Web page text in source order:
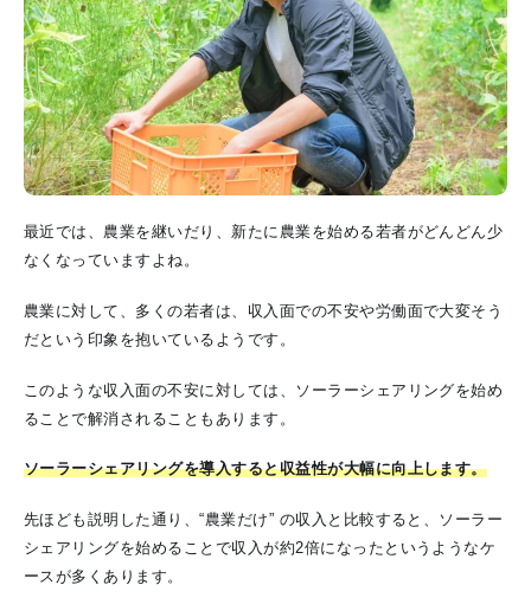
最近では、農業を継いだり、新たに農業を始める若者がどんどん少
なくなっていますよね。
農業に対して、多くの若者は、収入面での不安や労働面で大変そう
だという印象を抱いているようです。
このような収入面の不安に対しては、ソーラーシェアリングを始め
ることで解消されることもあります。
ソーラーシェアリングを導入すると収益性が大幅に向上します。
先ほども説明した通り、“農業だけ” の収入と比較すると、ソーラー
シェアリングを始めることで収入が約2倍になったというようなケ
ースが多くあります。